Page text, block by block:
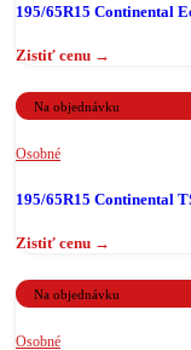
195/65R15 Continental
Na objednávku
Osobné
195/65R15 Continental
Na objednávku
Osobné